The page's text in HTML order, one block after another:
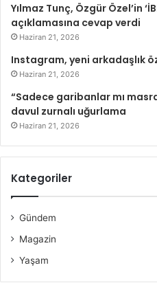
Yılmaz Tunç, Özgür Özel’in
açıklamasına cevap verdi
Haziran 21, 2026
Instagram, yeni arkadaşlık
Haziran 21, 2026
“Sadece garibanlar mı
davul zurnalı uğurlama
Haziran 21, 2026
Kategoriler
Gündem
Magazin
Yaşam